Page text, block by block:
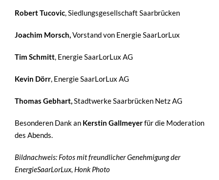
Robert Tucovic, Siedlungsgesellschaft Saarbrücken
Joachim Morsch,Vorstand von Energie SaarLorLux
Tim Schmitt, Energie SaarLorLux AG
Kevin Dörr, Energie SaarLorLux AG
Thomas Gebhart,Stadtwerke Saarbrücken Netz AG
Besonderen Dank an Kerstin Gallmeyerfür die Moderation
des Abends.
Bildnachweis: Fotos mit freundlicher Genehmigung der
EnergieSaarLorLux, Honk Photo